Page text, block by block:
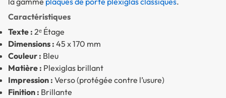
Caractéristiques
Texte : 2ᵉ Étage
Dimensions : 45 x 170 mm
Couleur : Bleu
Matière : Plexiglas brillant
Impression : Verso (protégée contre l’usure)
Finition : Brillante